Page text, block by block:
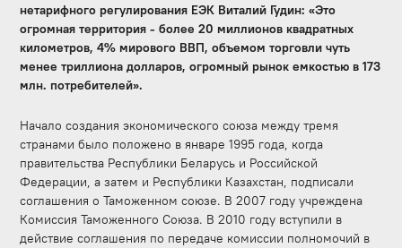
нетарифного регулирования ЕЭК Виталий Гудин: «Это
огромная территория - более 20 миллионов квадратных
километров, 4% мирового ВВП, объемом торговли чуть
менее триллиона долларов, огромный рынок емкостью в 173
млн. потребителей».
Начало создания экономического союза между тремя
странами было положено в январе 1995 года, когда
правительства Республики Беларусь и Российской
Федерации, а затем и Республики Казахстан, подписали
соглашения о Таможенном союзе. В 2007 году учреждена
Комиссия Таможенного Союза. В 2010 году вступили в
действие соглашения по передаче комиссии полномочий в